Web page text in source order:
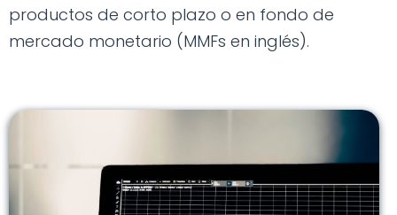
productos de corto plazo o en fondo de
mercado monetario (MMFs en inglés).